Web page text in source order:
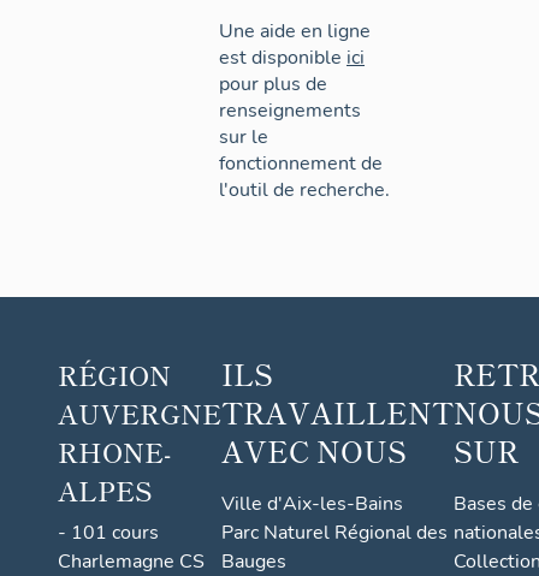
Une aide en ligne
est disponible ici
pour plus de
renseignements
sur le
fonctionnement de
l'outil de recherche.
RÉGION
AUVERGNE
RHONE-
ALPES
- 101 cours
Charlemagne CS
ILS
TRAVAILLENT
AVEC NOUS
Ville d'Aix-les-Bains
Parc Naturel Régional des
Bauges
SUR
Bases